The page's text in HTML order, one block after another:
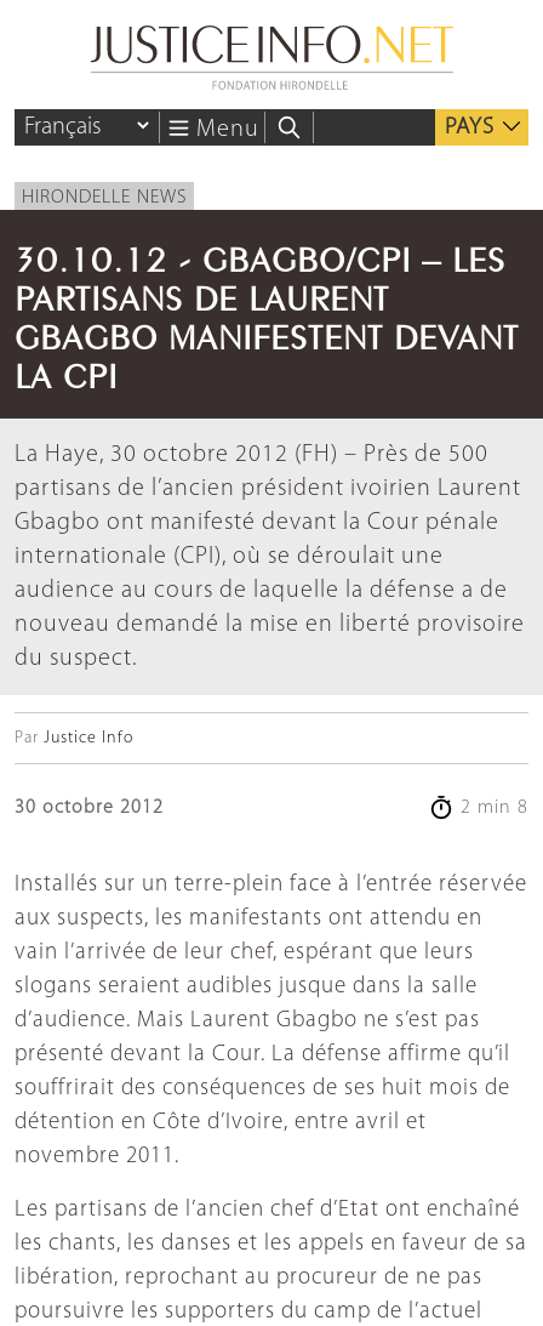
Menu PAYS
HIRONDELLE NEWS
30.10.12 - GBAGBO/CPI – LES
PARTISANS DE LAURENT
GBAGBO MANIFESTENT DEVANT
LA CPI
La Haye, 30 octobre 2012 (FH) – Près de 500
partisans de l’ancien président ivoirien Laurent
Gbagbo ont manifesté devant la Cour pénale
internationale (CPI), où se déroulait une
audience au cours de laquelle la défense a de
nouveau demandé la mise en liberté provisoire
du suspect.
Par Justice Info
30 octobre 2012 2 min 8
Installés sur un terre-plein face à l’entrée réservée
aux suspects, les manifestants ont attendu en
vain l’arrivée de leur chef, espérant que leurs
slogans seraient audibles jusque dans la salle
d’audience. Mais Laurent Gbagbo ne s’est pas
présenté devant la Cour. La défense affirme qu’il
souffrirait des conséquences de ses huit mois de
détention en Côte d’Ivoire, entre avril et
novembre 2011.
Les partisans de l’ancien chef d’Etat ont enchaîné
les chants, les danses et les appels en faveur de sa
libération, reprochant au procureur de ne pas
poursuivre les supporters du camp de l’actuel